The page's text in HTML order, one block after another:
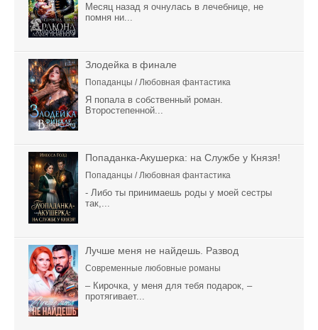
Месяц назад я очнулась в лечебнице, не
помня ни...
Злодейка в финале
Попаданцы / Любовная фантастика
Я попала в собственный роман.
Второстепенной...
Попаданка-Акушерка: на Службе у Князя!
Попаданцы / Любовная фантастика
- Либо ты принимаешь роды у моей сестры
так,...
Лучше меня не найдешь. Развод
Современные любовные романы
– Кирочка, у меня для тебя подарок, –
протягивает...